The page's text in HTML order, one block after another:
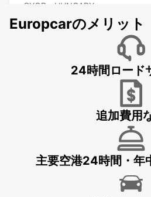
GYOR - HUNGARY
FELDKIRCHEN BEI GRAZ -
GRAZ
Europcarのメリット
24時間ロード
追加費用
主要空港24時間・年